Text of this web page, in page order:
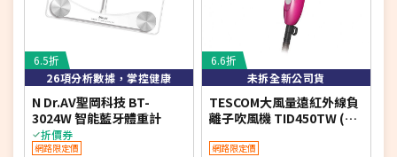
6.5折
26項分析數據，掌控健康
N Dr.AV聖岡科技 BT-
3024W 智能藍牙體重計
折價券
網路限定價
6.6折
未拆全新公司貨
TESCOM大風量遠紅外線負
離子吹風機 TID450TW (特
網路限定價